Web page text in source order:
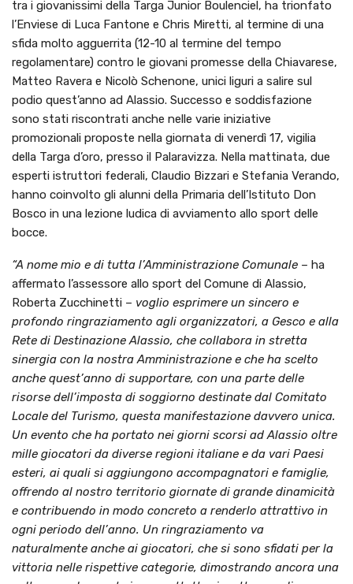
tra i giovanissimi della Targa Junior Boulenciel, ha trionfato
l’Enviese di Luca Fantone e Chris Miretti, al termine di una
sfida molto agguerrita (12-10 al termine del tempo
regolamentare) contro le giovani promesse della Chiavarese,
Matteo Ravera e Nicolò Schenone, unici liguri a salire sul
podio quest’anno ad Alassio. Successo e soddisfazione
sono stati riscontrati anche nelle varie iniziative
promozionali proposte nella giornata di venerdì 17, vigilia
della Targa d’oro, presso il Palaravizza. Nella mattinata, due
esperti istruttori federali, Claudio Bizzari e Stefania Verando,
hanno coinvolto gli alunni della Primaria dell’Istituto Don
Bosco in una lezione ludica di avviamento allo sport delle
bocce.
“A nome mio e di tutta l’Amministrazione Comunale – ha
affermato l’assessore allo sport del Comune di Alassio,
Roberta Zucchinetti – voglio esprimere un sincero e
profondo ringraziamento agli organizzatori, a Gesco e alla
Rete di Destinazione Alassio, che collabora in stretta
sinergia con la nostra Amministrazione e che ha scelto
anche quest’anno di supportare, con una parte delle
risorse dell’imposta di soggiorno destinate dal Comitato
Locale del Turismo, questa manifestazione davvero unica.
Un evento che ha portato nei giorni scorsi ad Alassio oltre
mille giocatori da diverse regioni italiane e da vari Paesi
esteri, ai quali si aggiungono accompagnatori e famiglie,
offrendo al nostro territorio giornate di grande dinamicità
e contribuendo in modo concreto a renderlo attrattivo in
ogni periodo dell’anno. Un ringraziamento va
naturalmente anche ai giocatori, che si sono sfidati per la
vittoria nelle rispettive categorie, dimostrando ancora una